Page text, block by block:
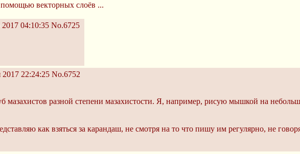
векторных слоёв ...
04:10:35 No.6725
22:24:25 No.6752
мазахистов разной степени мазахистости. Я, например, рисую мышкой на
как взяться за карандаш, не смотря на то что пишу им регулярно, не